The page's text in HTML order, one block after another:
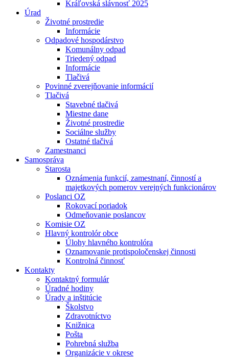
Kráľovská slávnosť 2025
Úrad
Životné prostredie
Informácie
Odpadové hospodárstvo
Komunálny odpad
Triedený odpad
Informácie
Tlačivá
Povinné zverejňovanie informácií
Tlačivá
Stavebné tlačivá
Miestne dane
Životné prostredie
Sociálne služby
Ostatné tlačivá
Zamestnanci
Samospráva
Starosta
Oznámenia funkcií, zamestnaní, činností a
majetkových pomerov verejných funkcionárov
Poslanci OZ
Rokovací poriadok
Odmeňovanie poslancov
Komisie OZ
Hlavný kontrolór obce
Úlohy hlavného kontrolóra
Oznamovanie protispoločenskej činnosti
Kontrolná činnosť
Kontakty
Kontaktný formulár
Úradné hodiny
Úrady a inštitúcie
Školstvo
Zdravotníctvo
Knižnica
Pošta
Pohrebná služba
Organizácie v okrese